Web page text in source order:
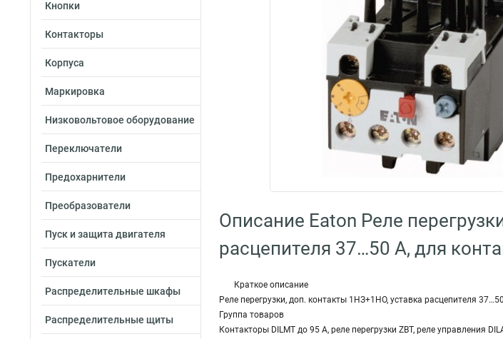
Кнопки
Контакторы
Корпуса
Маркировка
Низковольтовое оборудование
Переключатели
Предохарнители
Преобразователи
Пуск и защита двигателя
Пускатели
Распределительные шкафы
Распределительные щиты
Описание Eaton Реле
расцепителя 37…50 А, для
Краткое описание
Реле перегрузки, доп. контакты 1НЗ+1НО, уставка расцепителя
Группа товаров
Контакторы DILMT до 95 А, реле перегрузки ZBT, реле управления